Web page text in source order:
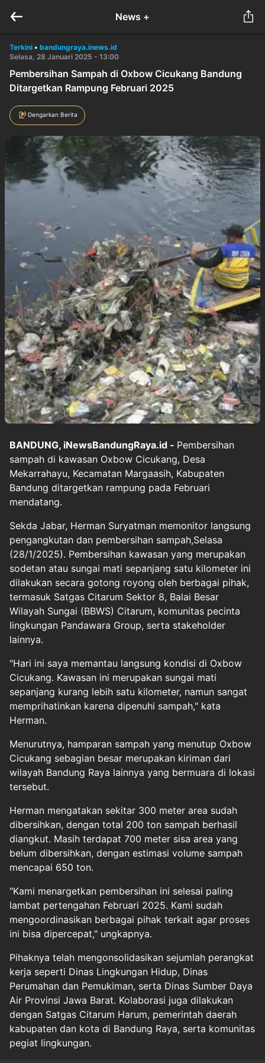
News +
Terkini • bandungraya.inews.id
Selasa, 28 Januari 2025 - 13:00
Pembersihan Sampah di Oxbow Cicukang Bandung
Ditargetkan Rampung Februari 2025
Dengarkan Berita
BANDUNG, iNewsBandungRaya.id - Pembersihan
sampah di kawasan Oxbow Cicukang, Desa
Mekarrahayu, Kecamatan Margaasih, Kabupaten
Bandung ditargetkan rampung pada Februari
mendatang.
Sekda Jabar, Herman Suryatman memonitor langsung
pengangkutan dan pembersihan sampah,Selasa
(28/1/2025). Pembersihan kawasan yang merupakan
sodetan atau sungai mati sepanjang satu kilometer ini
dilakukan secara gotong royong oleh berbagai pihak,
termasuk Satgas Citarum Sektor 8, Balai Besar
Wilayah Sungai (BBWS) Citarum, komunitas pecinta
lingkungan Pandawara Group, serta stakeholder
lainnya.
"Hari ini saya memantau langsung kondisi di Oxbow
Cicukang. Kawasan ini merupakan sungai mati
sepanjang kurang lebih satu kilometer, namun sangat
memprihatinkan karena dipenuhi sampah," kata
Herman.
Menurutnya, hamparan sampah yang menutup Oxbow
Cicukang sebagian besar merupakan kiriman dari
wilayah Bandung Raya lainnya yang bermuara di lokasi
tersebut.
Herman mengatakan sekitar 300 meter area sudah
dibersihkan, dengan total 200 ton sampah berhasil
diangkut. Masih terdapat 700 meter sisa area yang
belum dibersihkan, dengan estimasi volume sampah
mencapai 650 ton.
"Kami menargetkan pembersihan ini selesai paling
lambat pertengahan Februari 2025. Kami sudah
mengoordinasikan berbagai pihak terkait agar proses
ini bisa dipercepat," ungkapnya.
Pihaknya telah mengonsolidasikan sejumlah perangkat
kerja seperti Dinas Lingkungan Hidup, Dinas
Perumahan dan Pemukiman, serta Dinas Sumber Daya
Air Provinsi Jawa Barat. Kolaborasi juga dilakukan
dengan Satgas Citarum Harum, pemerintah daerah
kabupaten dan kota di Bandung Raya, serta komunitas
pegiat lingkungan.